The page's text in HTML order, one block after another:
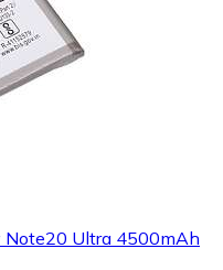
Note20 Ultra 4500mAh